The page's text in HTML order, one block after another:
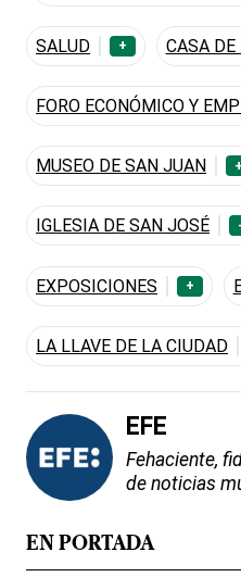
SALUD + CASA
FORO ECONÓMICO Y
MUSEO DE SAN JUAN +
IGLESIA DE SAN JOSÉ
EXPOSICIONES +
LA LLAVE DE LA CIUDAD
EFE
Fehaciente,
de noticias
EN PORTADA